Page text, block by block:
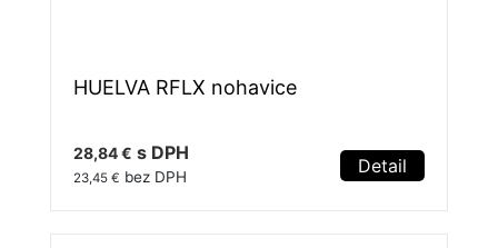
HUELVA RFLX nohavice
28,84 € s DPH
23,45 € bez DPH Detail